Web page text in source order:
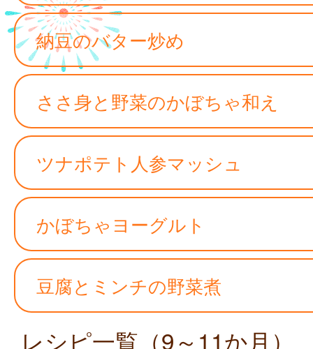
納豆のバター炒め
ささ身と野菜のかぼちゃ和え
ツナポテト人参マッシュ
かぼちゃヨーグルト
豆腐とミンチの野菜煮
レシピ一覧（9～11か月）